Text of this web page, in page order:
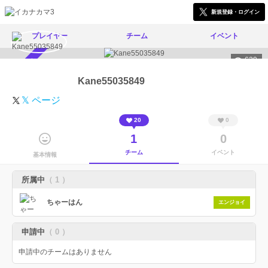
新規登録・ログイン
プレイヤー チーム イベント
629
Kane55035849
𝕏 ページ
基本情報
20
1
チーム
0
0
イベント
所属中 （ 1 ）
ちゃーはん エンジョイ
申請中 （ 0 ）
申請中のチームはありません